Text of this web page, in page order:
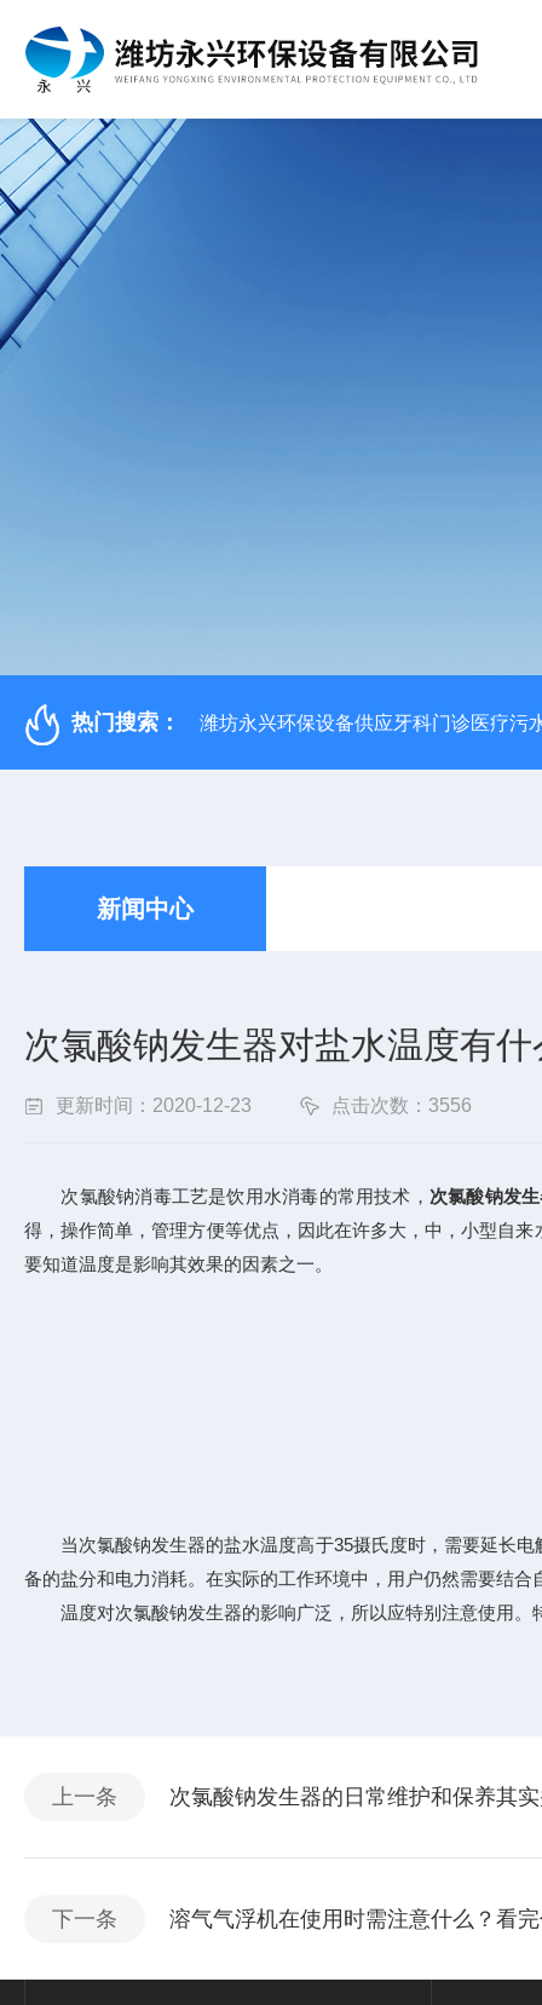
热门搜索： 潍坊永兴环保设备供应牙科门诊医疗污
新闻中心
次氯酸钠发生器对盐水温度有
更新时间：2020-12-23 点击次数：3556
次氯酸钠消毒工艺是饮用水消毒的常用技术， 次氯酸钠发
得，操作简单，管理方便等优点，因此在许多大，中，小型自
要知道温度是影响其效果的因素之一。
当次氯酸钠发生器的盐水温度高于35摄氏度时，需要延长电
备的盐分和电力消耗。在实际的工作环境中，用户仍然需要结合
温度对次氯酸钠发生器的影响广泛，所以应特别注意使用。
上一条 次氯酸钠发生器的日常维护和保养其
下一条 溶气气浮机在使用时需注意什么？看